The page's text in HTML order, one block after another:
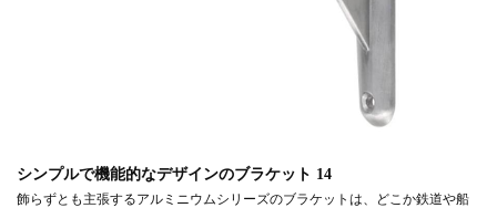
シンプルで機能的なデザインのブラケット 14
飾らずとも主張するアルミニウムシリーズのブラケットは、どこか鉄道や船